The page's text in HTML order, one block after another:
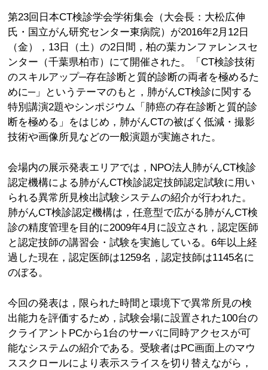
第23回日本CT検診学会学術集会（大会長：大松広伸
氏・国立がん研究センター東病院）が2016年2月12日
（金），13日（土）の2日間，柏の葉カンファレンスセ
ンター（千葉県柏市）にて開催された。「CT検診技術
のスキルアップ─存在診断と質的診断の両者を極めるた
めに─」というテーマのもと，肺がんCT検診に関する
特別講演2題やシンポジウム「肺癌の存在診断と質的診
断を極める」をはじめ，肺がんCTの被ばく低減・撮影
技術や画像所見などの一般演題が実施された。
会場内の展示発表エリアでは，NPO法人肺がんCT検診
認定機構による肺がんCT検診認定技師認定試験に用い
られる異常所見検出試験システムの紹介が行われた。
肺がんCT検診認定機構は，任意型で広がる肺がんCT検
診の精度管理を目的に2009年4月に設立され，認定医師
と認定技師の講習会・試験を実施している。6年以上経
過した現在，認定医師は1259名，認定技師は1145名に
のぼる。
今回の発表は，限られた時間と環境下で異常所見の検
出能力を評価するため，試験会場に設置された100台の
クライアントPCから1台のサーバに同時アクセスが可
能なシステムの紹介である。受験者はPC画面上のマウ
ススクロールにより表示スライスを切り替えながら，